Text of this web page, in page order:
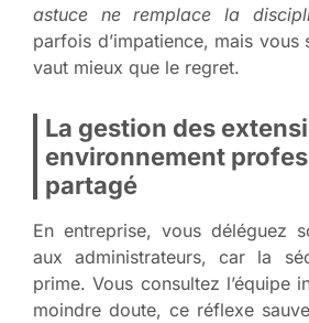
astuce ne remplace la
parfois d’impatience, mais vous
vaut mieux que le regret.
La gestion des
environnement
partagé
En entreprise, vous déléguez
aux administrateurs, car la
prime. Vous consultez l’équipe
moindre doute, ce réflexe